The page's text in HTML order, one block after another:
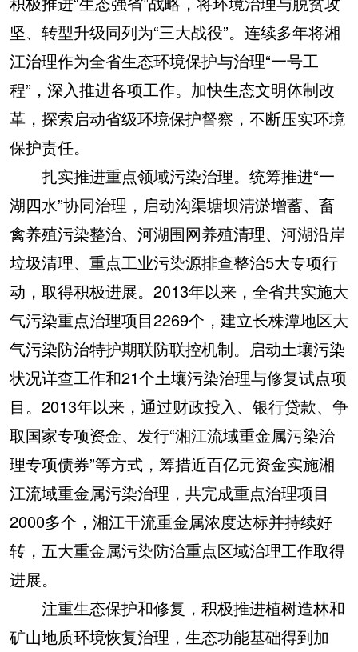
坚、转型升级同列为“三大战役”。连续多年将湘
江治理作为全省生态环境保护与治理“一号工
程”，深入推进各项工作。加快生态文明体制改
革，探索启动省级环境保护督察，不断压实环境
保护责任。
扎实推进重点领域污染治理。统筹推进“一
湖四水”协同治理，启动沟渠塘坝清淤增蓄、畜
禽养殖污染整治、河湖围网养殖清理、河湖沿岸
垃圾清理、重点工业污染源排查整治5大专项行
动，取得积极进展。2013年以来，全省共实施大
气污染重点治理项目2269个，建立长株潭地区大
气污染防治特护期联防联控机制。启动土壤污染
状况详查工作和21个土壤污染治理与修复试点项
目。2013年以来，通过财政投入、银行贷款、争
取国家专项资金、发行“湘江流域重金属污染治
理专项债券”等方式，筹措近百亿元资金实施湘
江流域重金属污染治理，共完成重点治理项目
2000多个，湘江干流重金属浓度达标并持续好
转，五大重金属污染防治重点区域治理工作取得
进展。
注重生态保护和修复，积极推进植树造林和
矿山地质环境恢复治理，生态功能基础得到加